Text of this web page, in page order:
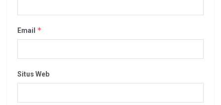
Email *
Situs Web